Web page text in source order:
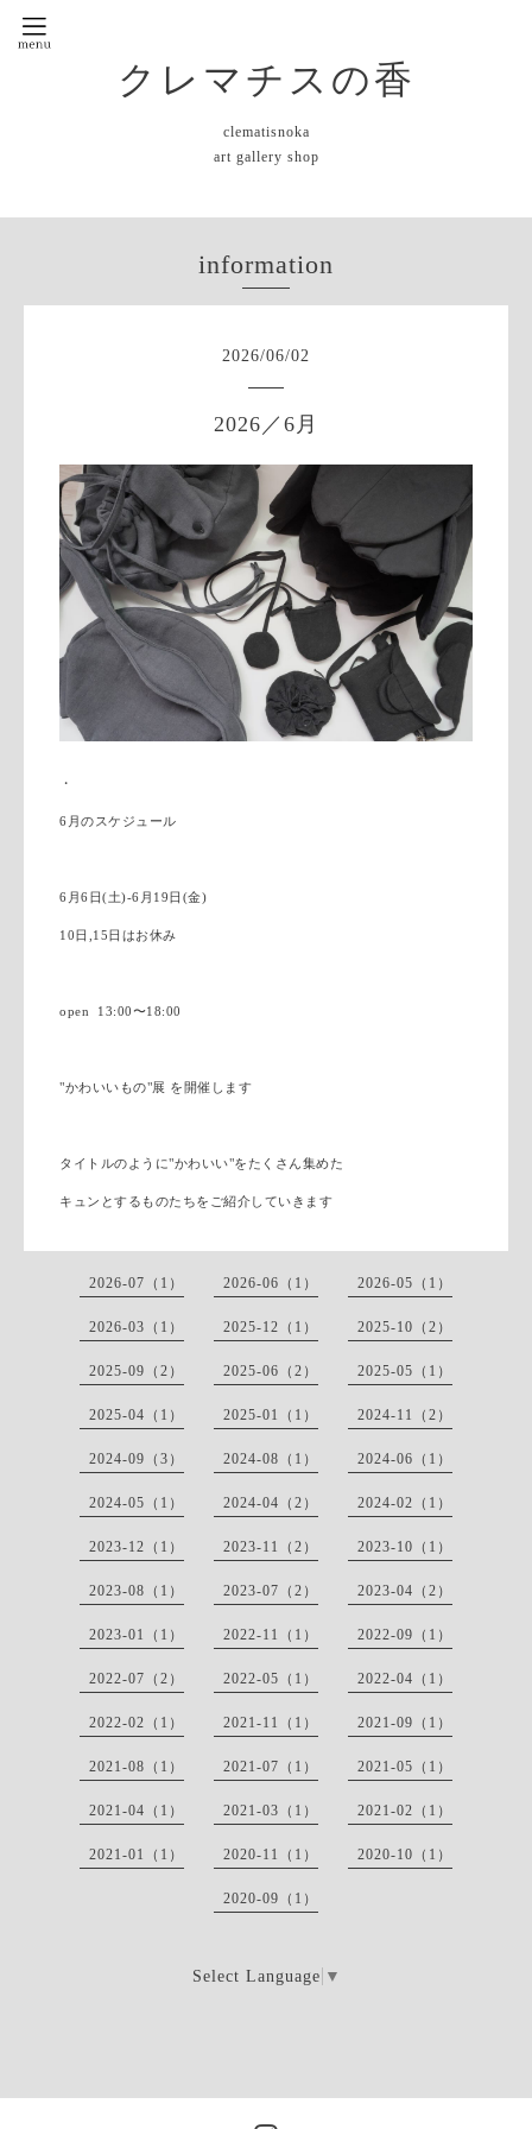
クレマチスの香
clematisnoka
art gallery shop
information
2026/06/02
2026／6月
・
6月のスケジュール
6月6日(土)-6月19日(金)
10日,15日はお休み
open 13:00〜18:00
"かわいいもの"展 を開催します
タイトルのように"かわいい"をたくさん集めた
キュンとするものたちをご紹介していきます
2026-07（1） 2026-06（1） 2026-05（1）
2026-03（1） 2025-12（1） 2025-10（2）
2025-09（2） 2025-06（2） 2025-05（1）
2025-04（1） 2025-01（1） 2024-11（2）
2024-09（3） 2024-08（1） 2024-06（1）
2024-05（1） 2024-04（2） 2024-02（1）
2023-12（1） 2023-11（2） 2023-10（1）
2023-08（1） 2023-07（2） 2023-04（2）
2023-01（1） 2022-11（1） 2022-09（1）
2022-07（2） 2022-05（1） 2022-04（1）
2022-02（1） 2021-11（1） 2021-09（1）
2021-08（1） 2021-07（1） 2021-05（1）
2021-04（1） 2021-03（1） 2021-02（1）
2021-01（1） 2020-11（1） 2020-10（1）
2020-09（1）
Select Language ▼